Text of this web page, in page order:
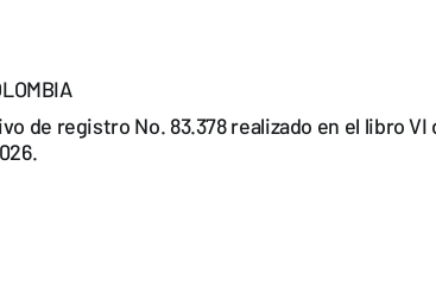
de registro No. 83.378 realizado en el libro